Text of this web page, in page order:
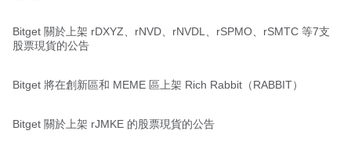
Bitget 關於上架 rDXYZ、rNVD、rNVDL、rSPMO、rSMTC 等7支
股票現貨的公告
Bitget 將在創新區和 MEME 區上架 Rich Rabbit（RABBIT）
Bitget 關於上架 rJMKE 的股票現貨的公告